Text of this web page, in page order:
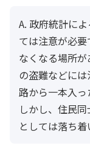
A. 政府統計に
ては注意が必
なくなる場所
の盗難などに
路から一本入っ
しかし、住民
としては落ち着